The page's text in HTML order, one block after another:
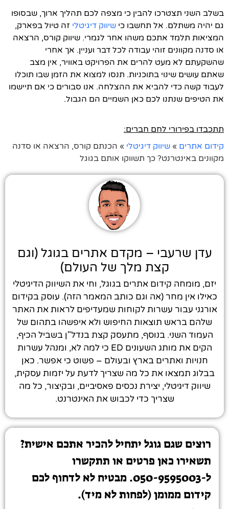
בשלב השני תצטרכו להבין כי מצפה לכם תהליך ארוך, שבסופו
גם יהיה משתלם. אל תחשבו כי שיווק דיגיטלי זה טיול בפארק,
המציאות תלמד אתכם משהו אחר לגמרי. שיווק קורס, הרצאה
או סדנה מקוונים זוהי עבודה לכל דבר ועניין. אך אחרי
שהשקעתם לא מעט להרים את הפרויקט באוויר, אין מצב
שאתם עושים שינוי בתוכניות. תנסו למצוא את הזמן שבו תוכלו
לעבוד קשה כדי להביא את ההצלחה. אנו סבורים כי אם תיישמו
את הטיפים שנתנו לכם כאן השמיים הם הגבול.
תתכבדו בפירורי לחם חברים:
קידום אתרים » שיווק דיגיטלי » הכנתם קורס, הרצאה או סדנה
מקוונים באינטרנט? כך תשווקו אותם בגוגל
עדן שרעבי – מקדם אתרים בגוגל (וגם
קצת מלך של העולם)
יזם, מומחה קידום אתרים בגוגל, וחי את השיווק הדיגיטלי
כאילו אין מחר (אה וגם כותב המאמר הזה). עוסק בקידום
אורגני עבור עשרות לקוחות שמעדיפים לראות את האתר
שלהם בראש תוצאות החיפוש ולא איפשהו בתהום של
העמוד השני. בנוסף, מתעסק קצת בנדל"ן בשביל הכיף,
הקים את מותג השעונים ED כי למה לא, ומנהל עשרות
חנויות ואתרים בארץ ובעולם – פשוט כי אפשר. כאן
בבלוג תמצאו את כל מה שצריך לדעת על יזמות עסקית,
שיווק דיגיטלי, יצירת נכסים פאסיביים, ובקיצור, כל מה
שצריך כדי לכבוש את האינטרנט.
רוצים שגם גוגל יתחיל להכיר אתכם אישית?
תשאירו כאן פרטים או תתקשרו
ל-050-9595003. מבטיח לא לדחוף לכם
קידום ממומן (לפחות לא מיד).